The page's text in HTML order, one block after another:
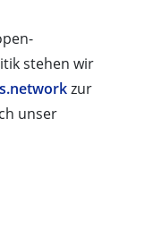
stehen wir
zur
unser